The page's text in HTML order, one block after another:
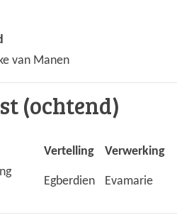
van Manen
(ochtend)
Vertelling
Verwerking
Egberdien Evamarie